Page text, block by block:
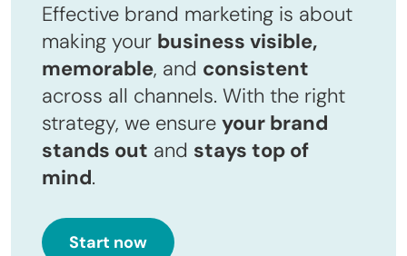
Effective brand marketing is about
making your business visible,
memorable, and consistent
across all channels. With the right
strategy, we ensure your brand
stands out and stays top of
mind.
Start now